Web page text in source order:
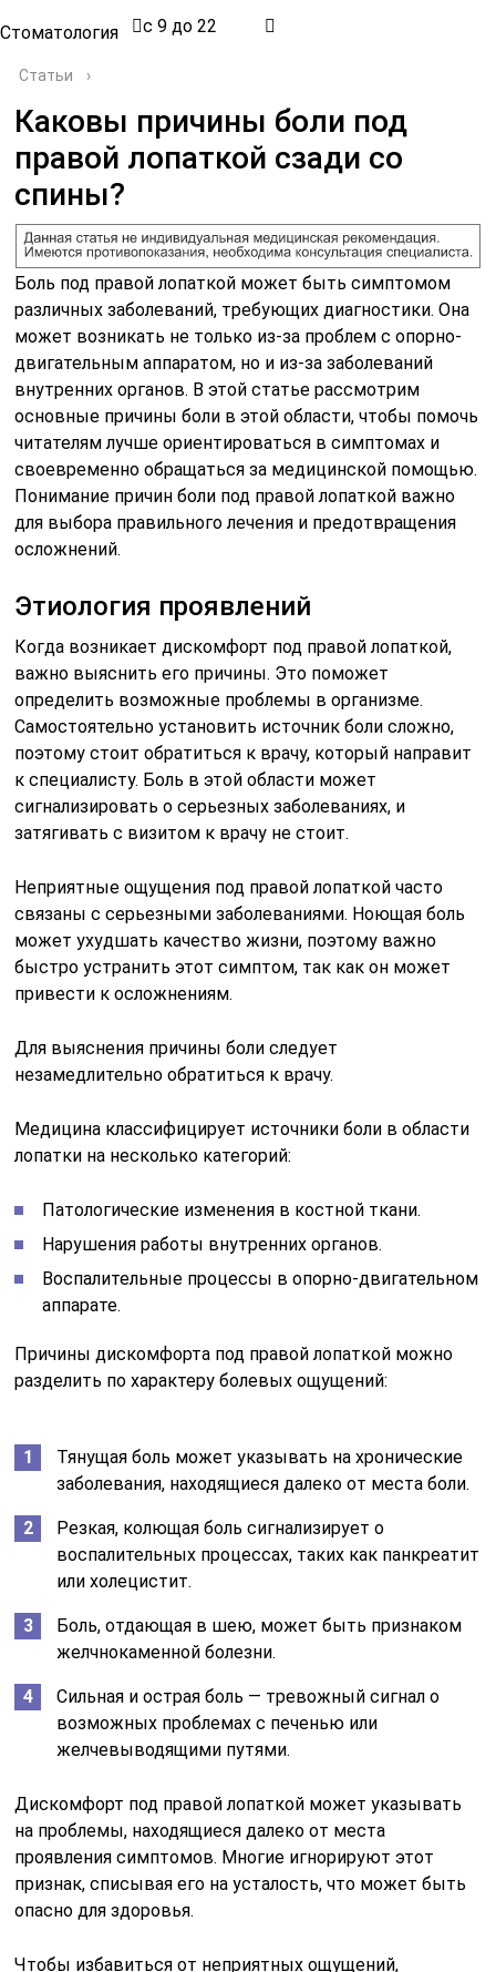
Стоматология с 9 до 22
Статьи ›
Каковы причины боли под
правой лопаткой сзади со
спины?
Боль под правой лопаткой может быть симптомом
различных заболеваний, требующих диагностики. Она
может возникать не только из-за проблем с опорно-
двигательным аппаратом, но и из-за заболеваний
внутренних органов. В этой статье рассмотрим
основные причины боли в этой области, чтобы помочь
читателям лучше ориентироваться в симптомах и
своевременно обращаться за медицинской помощью.
Понимание причин боли под правой лопаткой важно
для выбора правильного лечения и предотвращения
осложнений.
Этиология проявлений
Когда возникает дискомфорт под правой лопаткой,
важно выяснить его причины. Это поможет
определить возможные проблемы в организме.
Самостоятельно установить источник боли сложно,
поэтому стоит обратиться к врачу, который направит
к специалисту. Боль в этой области может
сигнализировать о серьезных заболеваниях, и
затягивать с визитом к врачу не стоит.
Неприятные ощущения под правой лопаткой часто
связаны с серьезными заболеваниями. Ноющая боль
может ухудшать качество жизни, поэтому важно
быстро устранить этот симптом, так как он может
привести к осложнениям.
Для выяснения причины боли следует
незамедлительно обратиться к врачу.
Медицина классифицирует источники боли в области
лопатки на несколько категорий:
Патологические изменения в костной ткани.
Нарушения работы внутренних органов.
Воспалительные процессы в опорно-двигательном
аппарате.
Причины дискомфорта под правой лопаткой можно
разделить по характеру болевых ощущений:
Тянущая боль может указывать на хронические
заболевания, находящиеся далеко от места боли.
Резкая, колющая боль сигнализирует о
воспалительных процессах, таких как панкреатит
или холецистит.
Боль, отдающая в шею, может быть признаком
желчнокаменной болезни.
Сильная и острая боль — тревожный сигнал о
возможных проблемах с печенью или
желчевыводящими путями.
Дискомфорт под правой лопаткой может указывать
на проблемы, находящиеся далеко от места
проявления симптомов. Многие игнорируют этот
признак, списывая его на усталость, что может быть
опасно для здоровья.
Чтобы избавиться от неприятных ощущений,